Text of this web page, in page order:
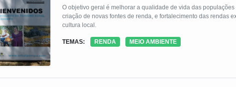
O objetivo geral é melhorar a qualidade de vida das
criação de novas fontes de renda, e fortalecimento das rendas
cultura local.
TEMAS: RENDA MEIO AMBIENTE